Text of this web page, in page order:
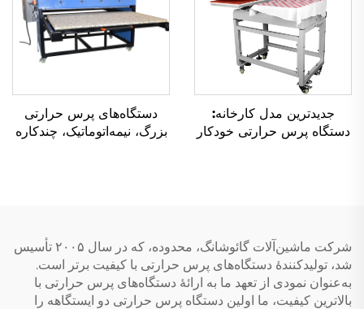
پوشاک
جدیدترین مدل کارخانه:
دستگاه پرس حرارتی خودکار
دستگاه‌های پرس حرارتی
بزرگ، نیمه‌اتوماتیک، چندکاره
شرکت ماشین‌آلات گائوشانگ، محدوده، که در سال ۲۰۰۵ تأسیس
شد، تولیدکنندهٔ دستگاه‌های پرس حرارتی با کیفیت برتر است.
به‌عنوان نمودی از تعهد ما به ارائهٔ دستگاه‌های پرس حرارتی با
بالاترین کیفیت، ما اولین دستگاه پرس حرارتی دو ایستگاهه را